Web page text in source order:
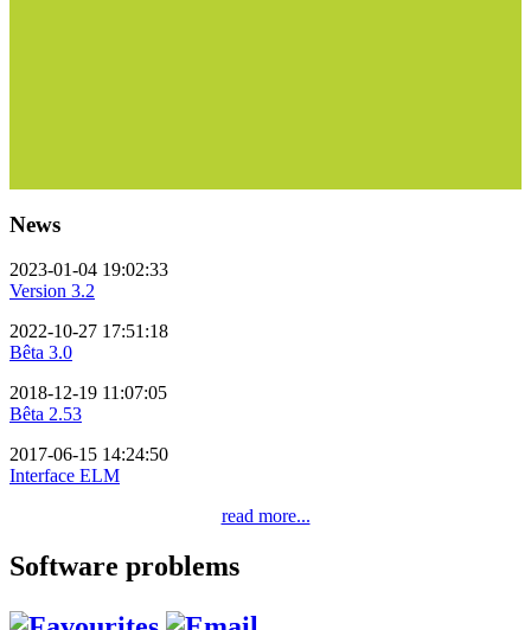
News
2023-01-04 19:02:33
Version 3.2
2022-10-27 17:51:18
Bêta 3.0
2018-12-19 11:07:05
Bêta 2.53
2017-06-15 14:24:50
Interface ELM
read more...
Software problems